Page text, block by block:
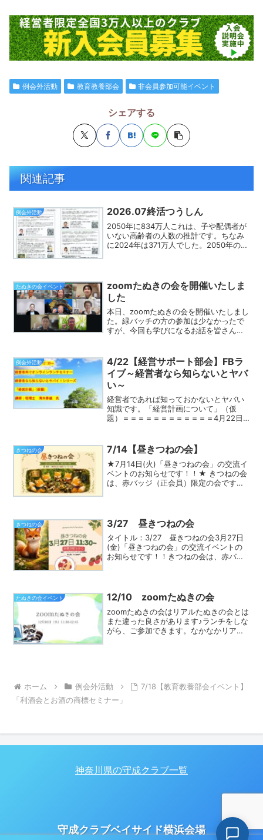
例会外活動 教育教養部会 非会員参加可能イベント
シェアする
関連記事
例会外活動 2026.07終活つうしん
2050年に834万人これは、子や配偶者が
いない高齢者の人数の推計です。ちなみ
に2024年は371万人でした。2050年の高
こ...
たぬきの会イベント
zoomたぬきの会を開催いたしま
した
本日、zoomたぬきの会を開催いたしまし
た。緑バッチの方の参加は少なかったで
すが、今回も学びになるお話を皆さんか
すが、今回も足りないくらいでした。知
っておいた方がいい知...
例会外活動
4/22【経営サポート部会】FBラ
イブ～経営者なら知らないとヤバ
い～
経営者であれば知っておかないとヤバい
知識です。「経営計画について」（仮
題）＝＝＝＝＝＝＝＝＝＝＝＝4月22日
す。セミナー講師には税理士の清水春雄
さんをお招きします。...
きつねの会 7/14【昼きつねの会】
★7月14日(火)「昼きつねの会」の交流イ
ベントのお知らせです！！★ きつねの会
は、赤バッジ（正会員）限定の会です。
ヒントと...
きつねの会 3/27 昼きつねの会
タイトル：3/27 昼きつねの会3月27日
(金)「昼きつねの会」の交流イベントの
お知らせです！！きつねの会は、赤バッ
法、などなど壁を突...
たぬきの会イベント 12/10 zoomたぬきの会
zoomたぬきの会はリアルたぬきの会とは
また違った良さがあります♪ランチをしな
がら、ご参加できます。なかなかリアル
ホーム
例会外活動
7/18【教育教養部会イベント】
「利酒会とお酒の商標セミナー」
神奈川県の守成クラブ一覧
守成クラブベイサイド横浜会場